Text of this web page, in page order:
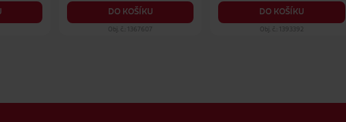
DO KOŠÍKU DO KOŠÍKU
Obj. č.: 1393392